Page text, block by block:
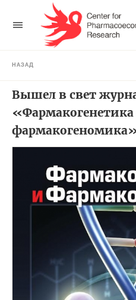
НАЗАД
Вышел в свет